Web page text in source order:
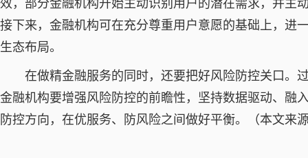
效，部分金融机构开始主动识别用户的潜在需求，并主
接下来，金融机构可在充分尊重用户意愿的基础上，进
生态布局。
在做精金融服务的同时，还要把好风险防控关口。
金融机构要增强风险防控的前瞻性，坚持数据驱动、融
防控方向，在优服务、防风险之间做好平衡。（本文来